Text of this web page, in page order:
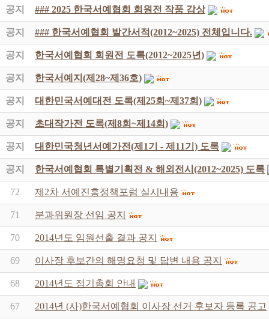
공지 ### 2025 한국서예협회 회원전 작품 감상
공지 ### 한국서예협회 발간서적(2012~2025) 전체입니다.
공지 한국서예협회 회원전 도록(2012~2025년)
공지 한국서예지(제28~제36호)
공지 대한민국서예대전 도록(제25회~제37회)
공지 초대작가전 도록(제8회~제14회)
공지 대한민국청년서예가전(제1기 - 제11기) 도록
공지 한국서예협회 특별기획전 & 해외전시(2012~2025) 도록
72 제2차 서예진흥정책포럼 실시내용
71 분과위원장 선임 공지
70 2014년도 임원선출 결과 공지
69 이사장 후보간의 해명요청 및 답변 내용 공지
68 2014년도 정기총회 안내
67 2014년 (사)한국서예협회 이사장 선거 후보자 등록 공고